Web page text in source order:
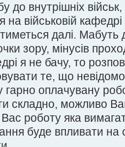
до внутрішніх
на військовій
далі. Мабуть
зору, мінусів
я не бачу, то
те, що
оплачувану
складно, можливо
Вас роботу яка
буде впливати на